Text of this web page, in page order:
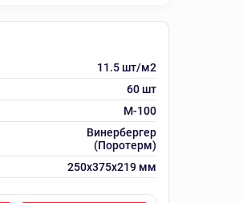
11.5 шт/м2
60 шт
M-100
Винербергер
(Поротерм)
250х375х219 мм